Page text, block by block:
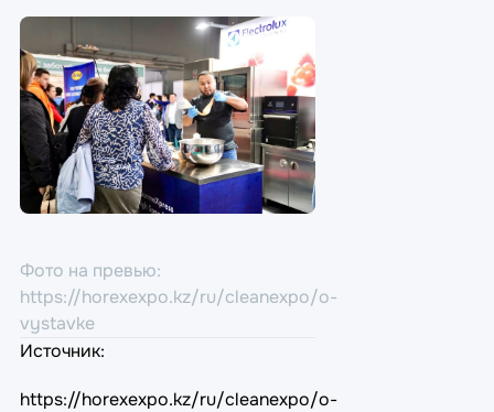
Фото на превью:
https://horexexpo.kz/ru/cleanexpo/o-
vystavke
Источник:
https://horexexpo.kz/ru/cleanexpo/o-